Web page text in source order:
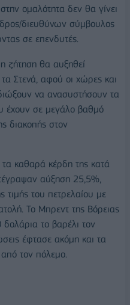
ομαλότητα δεν θα γίνει
διευθύνων σύμβουλος
σε επενδυτές.
ζήτηση θα αυξηθεί
Στενά, αφού οι χώρες και
να ανασυστήσουν τα
έχουν σε μεγάλο βαθμό
διακοπής στον
καθαρά κέρδη της κατά
αύξηση 25,5%,
τιμής του πετρελαίου με
Το Μπρεντ της Βόρειας
το βαρέλι τον
έφτασε ακόμη και τα
τον πόλεμο.